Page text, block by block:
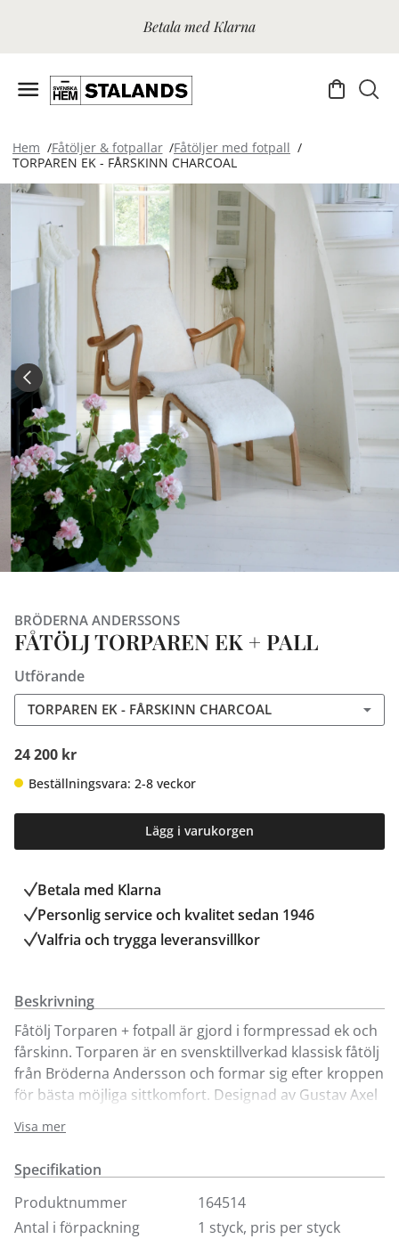
Betala med Klarna
Hem Fåtöljer & fotpallar
Fåtöljer med fotpall
TORPAREN EK - FÅRSKINN CHARCOAL
BRÖDERNA ANDERSSONS
FÅTÖLJ TORPAREN EK + PALL
Utförande
TORPAREN EK - FÅRSKINN CHARCOAL
24 200 kr
Beställningsvara: 2-8 veckor
Lägg i varukorgen
Betala med Klarna
Personlig service och kvalitet sedan 1946
Valfria och trygga leveransvillkor
Beskrivning
Fåtölj Torparen + fotpall är gjord i formpressad ek och
fårskinn. Torparen är en svensktillverkad klassisk fåtölj
från Bröderna Andersson och formar sig efter kroppen
för bästa möjliga sittkomfort. Designad av Gustav Axel
Visa mer
Specifikation
Produktnummer
164514
Antal i förpackning
1 styck, pris per styck